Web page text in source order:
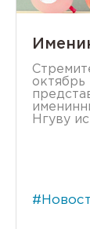
Нгуву